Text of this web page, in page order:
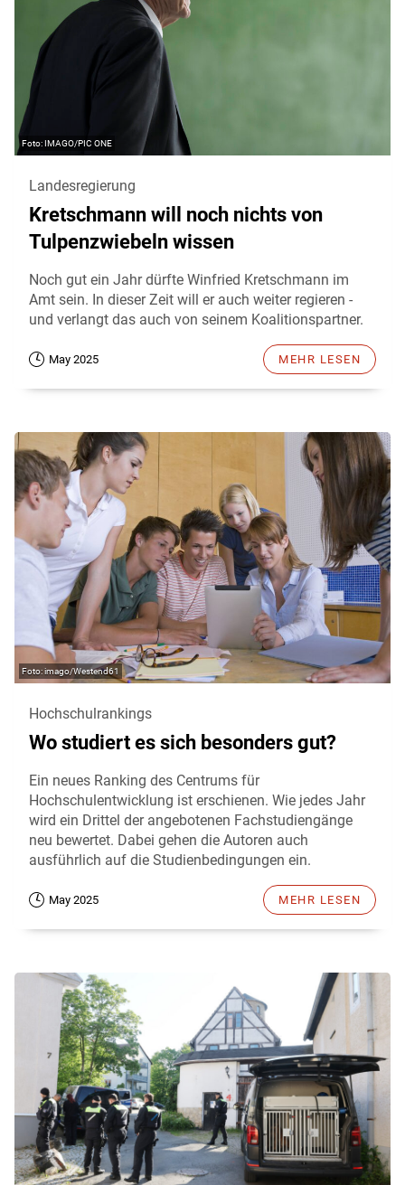
IMAGO/PIC ONE
Landesregierung
Kretschmann will noch nichts von
Tulpenzwiebeln wissen
Noch gut ein Jahr dürfte Winfried Kretschmann im
Amt sein. In dieser Zeit will er auch weiter regieren -
und verlangt das auch von seinem Koalitionspartner.
May 2025 MEHR LESEN
imago/Westend61
Hochschulrankings
Wo studiert es sich besonders gut?
Ein neues Ranking des Centrums für
Hochschulentwicklung ist erschienen. Wie jedes Jahr
wird ein Drittel der angebotenen Fachstudiengänge
neu bewertet. Dabei gehen die Autoren auch
ausführlich auf die Studienbedingungen ein.
May 2025 MEHR LESEN